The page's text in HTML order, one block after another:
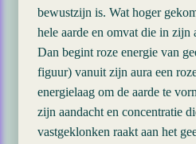
bewustzijn is. Wat hoger
hele aarde en omvat die in zijn
Dan begint roze energie van
figuur) vanuit zijn aura een
energielaag om de aarde te
zijn aandacht en concentratie
vastgeklonken raakt aan het